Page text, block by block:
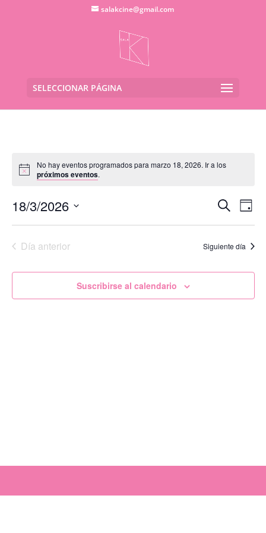
salakcine@gmail.com
SELECCIONAR PÁGINA
No hay eventos programados para marzo 18, 2026. Ir a los
próximos eventos.
de
y
Buscar
de
de
Día
18/3/2026
Día anterior Siguiente día
Suscribirse al calendario